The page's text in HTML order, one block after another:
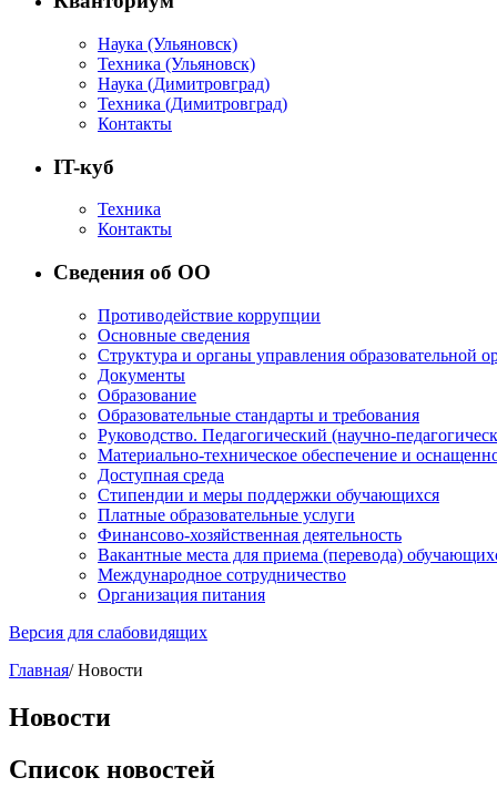
Наука (Ульяновск)
Техника (Ульяновск)
Наука (Димитровград)
Техника (Димитровград)
Контакты
IT-куб
Техника
Контакты
Сведения об ОО
Противодействие коррупции
Основные сведения
Структура и органы управления образовательной
Документы
Образование
Образовательные стандарты и требования
Руководство. Педагогический (научно-
Материально-техническое обеспечение и
Доступная среда
Стипендии и меры поддержки обучающихся
Платные образовательные услуги
Финансово-хозяйственная деятельность
Вакантные места для приема (перевода)
Международное сотрудничество
Организация питания
Версия для слабовидящих
Главная/ Новости
Новости
Список новостей